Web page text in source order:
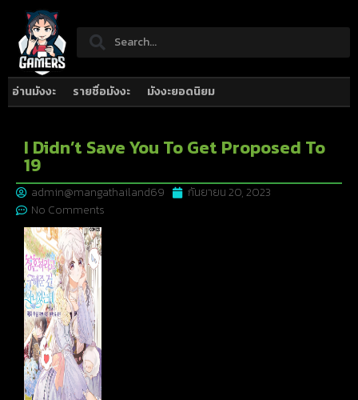
อ่านมังงะ รายชื่อมังงะ มังงะยอดนิยม
I Didn’t Save You To Get Proposed To
19
admin@mangathailand69
กันยายน 20, 2023
No Comments